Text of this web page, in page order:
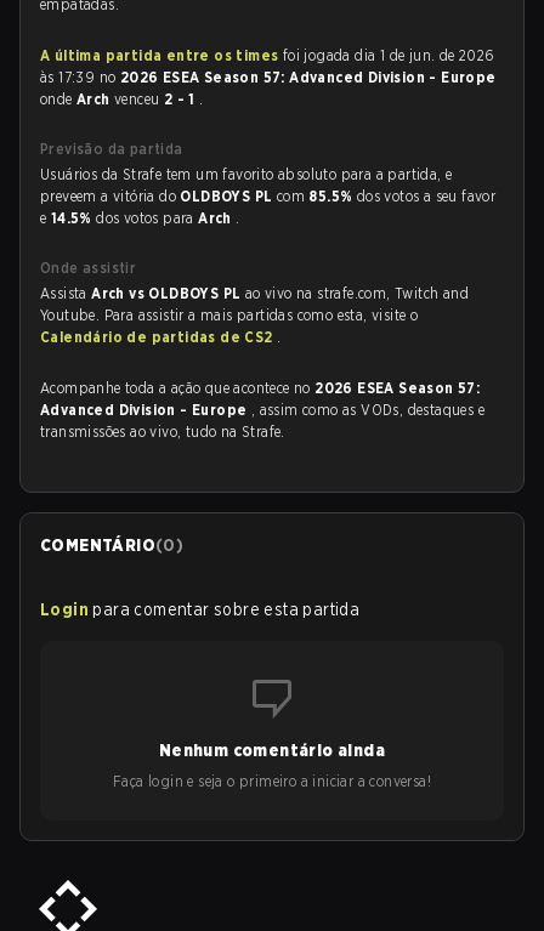
empatadas.
A última partida entre os times foi jogada dia 1 de jun. de 2026
às 17:39 no 2026 ESEA Season 57: Advanced Division - Europe
onde Arch venceu 2 - 1 .
Previsão da partida
Usuários da Strafe tem um favorito absoluto para a partida, e
preveem a vitória do OLDBOYS PL com 85.5% dos votos a seu favor
e 14.5%dos votos paraArch .
Onde assistir
AssistaArch vs OLDBOYS PL ao vivo na strafe.com, Twitch and
Youtube. Para assistir a mais partidas como esta, visite o
Calendário de partidas de CS2 .
Acompanhe toda a ação que acontece no 2026 ESEA Season 57:
Advanced Division - Europe , assim como as VODs, destaques e
transmissões ao vivo, tudo na Strafe.
COMENTÁRIO(0)
Login para comentar sobre esta partida
Nenhum comentário ainda
Faça login e seja o primeiro a iniciar a conversa!